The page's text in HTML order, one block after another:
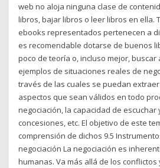
web no aloja ninguna clase de
libros, bajar libros o leer libros en ella.
ebooks representados pertenecen a
es recomendable dotarse de buenos
poco de teoría o, incluso mejor, buscar
ejemplos de situaciones reales de
través de las cuales se puedan
aspectos que sean válidos en todo
negociación, la capacidad de escuchar
concesiones, etc. El objetivo de este
comprensión de dichos 9.5
negociación La negociación es
humanas. Va más allá de los